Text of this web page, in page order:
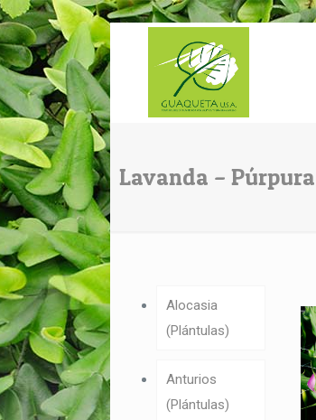
Lavanda – Púrpura
Alocasia
(Plántulas)
Anturios
(Plántulas)